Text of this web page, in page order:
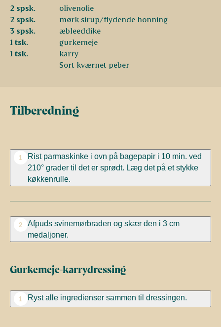
2 spsk.
olivenolie
2 spsk.
mørk sirup/flydende honning
3 spsk.
æbleeddike
1 tsk.
gurkemeje
1 tsk.
karry
Sort kværnet peber
Tilberedning
1
Rist parmaskinke i ovn på bagepapir i 10 min. ved
210° grader til det er sprødt. Læg det på et stykke
køkkenrulle.
2
Afpuds svinemørbraden og skær den i 3 cm
medaljoner.
Gurkemeje-karrydressing
1 Ryst alle ingredienser sammen til dressingen.